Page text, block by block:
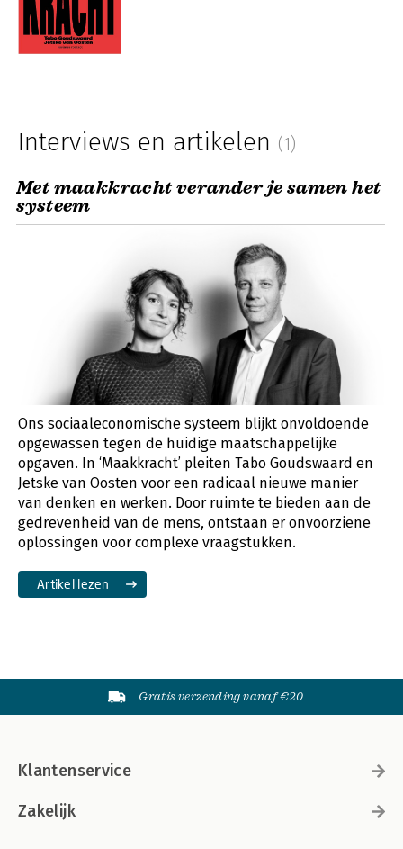
Interviews en artikelen (1)
Met maakkracht verander je samen het
systeem
Ons sociaaleconomische systeem blijkt onvoldoende
opgewassen tegen de huidige maatschappelijke
opgaven. In ‘Maakkracht’ pleiten Tabo Goudswaard en
Jetske van Oosten voor een radicaal nieuwe manier
van denken en werken. Door ruimte te bieden aan de
gedrevenheid van de mens, ontstaan er onvoorziene
oplossingen voor complexe vraagstukken.
Artikel lezen
Gratis verzending vanaf €20
Klantenservice
Zakelijk